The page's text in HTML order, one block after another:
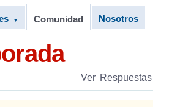
▼ Comunidad Nosotros
Ver Respuestas